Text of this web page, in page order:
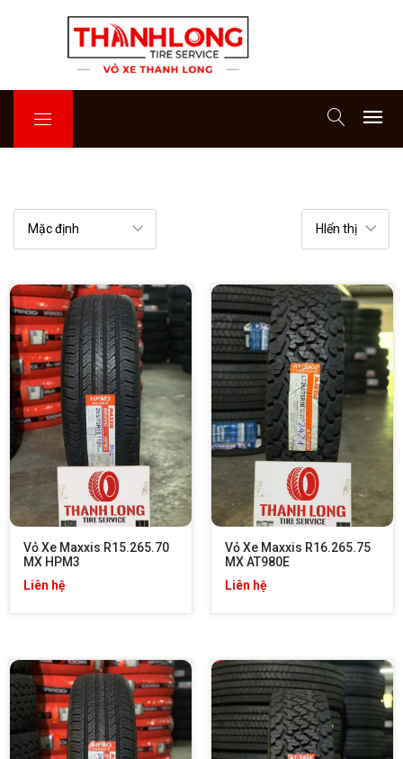
Vỏ Xe Maxxis R15.265.70
MX HPM3
Liên hệ
Vỏ Xe Maxxis R16.265.75
MX AT980E
Liên hệ